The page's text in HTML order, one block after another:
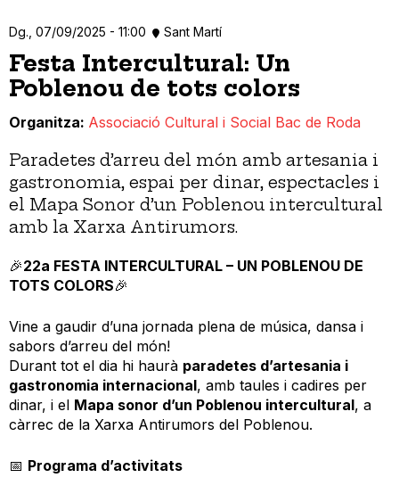
Dg., 07/09/2025 - 11:00 Sant Martí
Festa Intercultural: Un
Poblenou de tots colors
Organitza Associació Cultural i Social Bac de Roda
Paradetes d’arreu del món amb artesania i
gastronomia, espai per dinar, espectacles i
el Mapa Sonor d’un Poblenou intercultural
amb la Xarxa Antirumors.
🎉22a FESTA INTERCULTURAL – UN POBLENOU DE
TOTS COLORS🎉
Vine a gaudir d’una jornada plena de música, dansa i
sabors d’arreu del món!
Durant tot el dia hi haurà paradetes d’artesania i
gastronomia internacional, amb taules i cadires per
dinar, i el Mapa sonor d’un Poblenou intercultural, a
càrrec de la Xarxa Antirumors del Poblenou.
📅 Programa d’activitats